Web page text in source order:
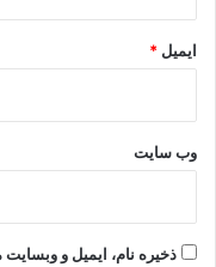
ایمیل *
وب‌ سایت
ذخیره نام، ایمیل و